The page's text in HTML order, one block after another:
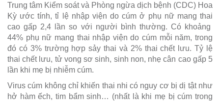
Trung tâm Kiểm soát và Phòng ngừa dịch bệnh (CDC) Hoa
Kỳ ước tính, tỉ lệ nhập viện do cúm ở phụ nữ mang thai
cao gấp 2,4 lần so với người bình thường. Có khoảng
44% phụ nữ mang thai nhập viện do cúm mỗi năm, trong
đó có 3% trường hợp sảy thai và 2% thai chết lưu. Tỷ lệ
thai chết lưu, tử vong sơ sinh, sinh non, nhẹ cân cao gấp 5
lần khi mẹ bị nhiễm cúm.
Virus cúm không chỉ khiến thai nhi có nguy cơ bị dị tật như
hở hàm ếch, tim bẩm sinh… (nhất là khi mẹ bị cúm trong